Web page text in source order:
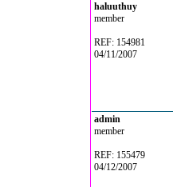
haluuthuy
member
REF: 154981
04/11/2007
admin
member
REF: 155479
04/12/2007